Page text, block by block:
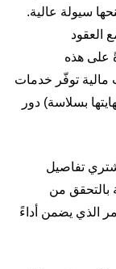
سيولة عالية.
العقود
على هذه
مالية توفّر خدمات
بسلاسة) دور
تفاصيل
بالتحقق من
الذي يضمن أداءً